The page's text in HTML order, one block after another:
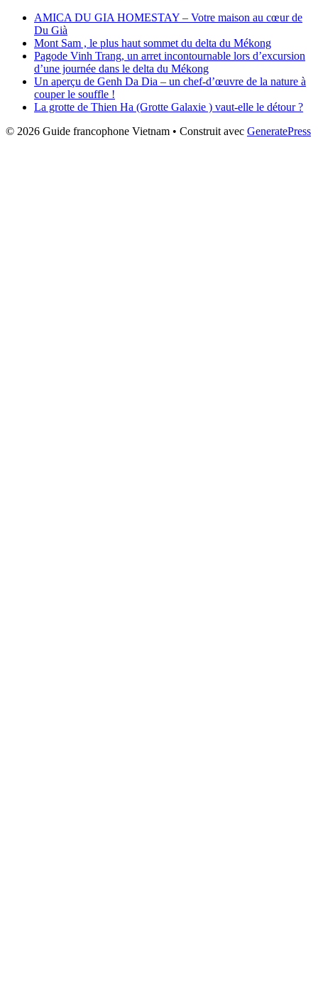
AMICA DU GIA HOMESTAY – Votre maison au cœur de
Du Già
Mont Sam , le plus haut sommet du delta du Mékong
Pagode Vinh Trang, un arret incontournable lors d’excursion
d’une journée dans le delta du Mékong
Un aperçu de Genh Da Dia – un chef-d’œuvre de la nature à
couper le souffle !
La grotte de Thien Ha (Grotte Galaxie ) vaut-elle le détour ?
© 2026 Guide francophone Vietnam • Construit avec GeneratePress